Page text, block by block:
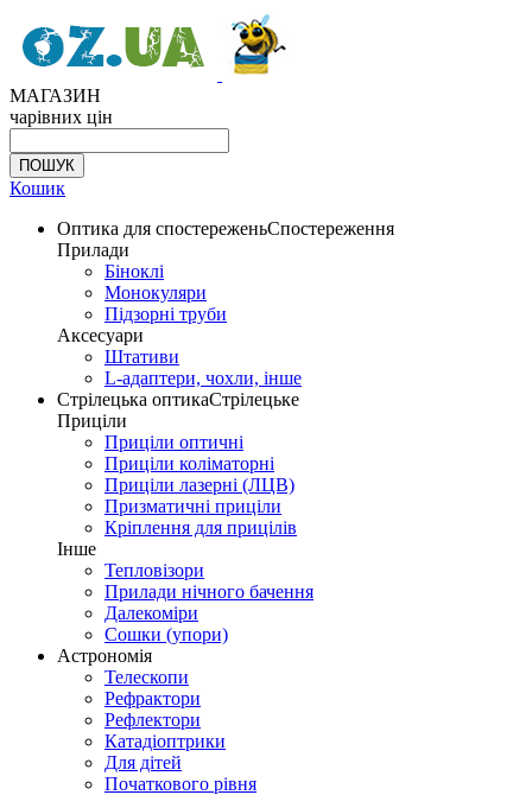
МАГАЗИН
чарівних цін
Кошик
Оптика для спостереженьСпостереження
Прилади
Біноклі
Монокуляри
Підзорні труби
Аксесуари
Штативи
L-адаптери, чохли, інше
Стрілецька оптикаСтрілецьке
Приціли
Приціли оптичні
Приціли коліматорні
Приціли лазерні (ЛЦВ)
Призматичні приціли
Кріплення для прицілів
Інше
Тепловізори
Прилади нічного бачення
Далекоміри
Сошки (упори)
Астрономія
Телескопи
Рефрактори
Рефлектори
Катадіоптрики
Для дітей
Початкового рівня